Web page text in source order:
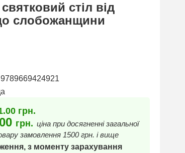
стіл від
слобожанщини
9789669424921
грн.
грн. ціна при досягненні загальної
замовлення 1500 грн. і вище
з моменту зарахування